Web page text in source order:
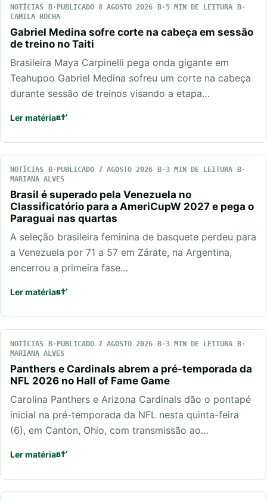
NOTÍCIAS PUBLICADO 8 AGOSTO 2026
5 MIN DE LEITURA
CAMILA ROCHA
Gabriel Medina sofre corte na cabeça em sessão
de treino no Taiti
Brasileira Maya Carpinelli pega onda gigante em
Teahupoo Gabriel Medina sofreu um corte na cabeça
durante sessão de treinos visando a etapa…
Ler matéria
NOTÍCIAS PUBLICADO 7 AGOSTO 2026
3 MIN DE LEITURA
MARIANA ALVES
Brasil é superado pela Venezuela no
Classificatório para a AmeriCupW 2027 e pega o
Paraguai nas quartas
A seleção brasileira feminina de basquete perdeu para
a Venezuela por 71 a 57 em Zárate, na Argentina,
encerrou a primeira fase…
Ler matéria
NOTÍCIAS PUBLICADO 7 AGOSTO 2026
3 MIN DE LEITURA
MARIANA ALVES
Panthers e Cardinals abrem a pré-temporada da
NFL 2026 no Hall of Fame Game
Carolina Panthers e Arizona Cardinals dão o pontapé
inicial na pré-temporada da NFL nesta quinta-feira
(6), em Canton, Ohio, com transmissão ao…
Ler matéria